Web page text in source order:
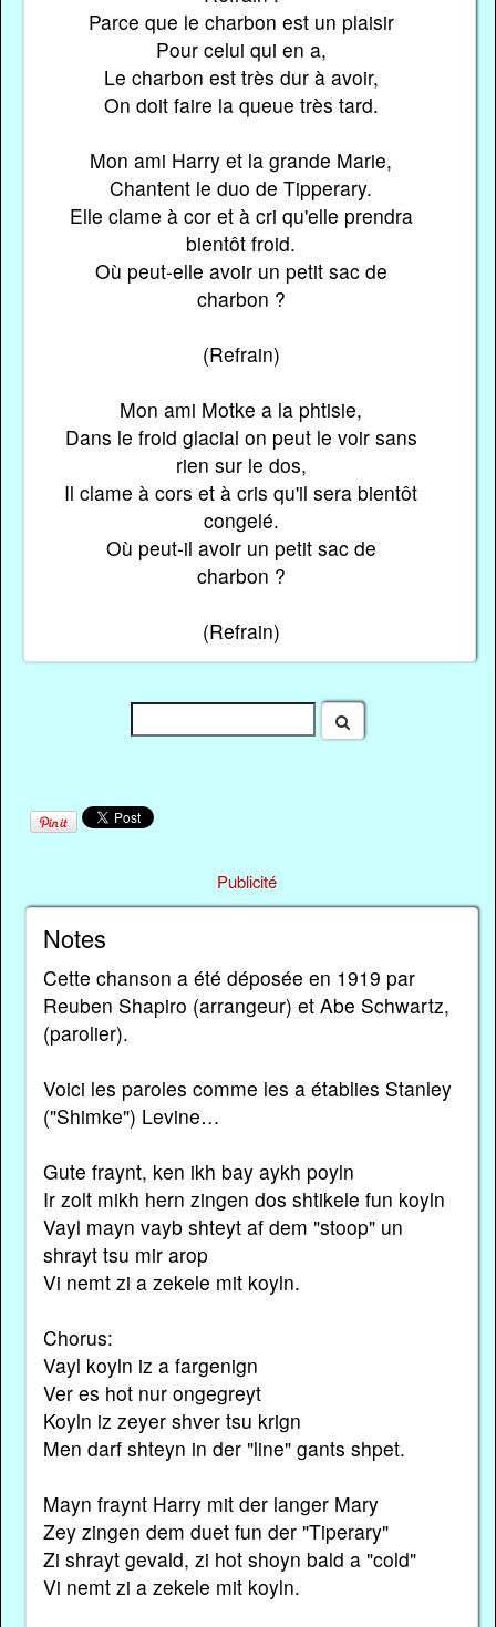
Parce que le charbon est un plaisir
Pour celui qui en a,
Le charbon est très dur à avoir,
On doit faire la queue très tard.
Mon ami Harry et la grande Marie,
Chantent le duo de Tipperary.
Elle clame à cor et à cri qu'elle prendra
bientôt froid.
Où peut-elle avoir un petit sac de
charbon ?
(Refrain)
Mon ami Motke a la phtisie,
Dans le froid glacial on peut le voir sans
rien sur le dos,
Il clame à cors et à cris qu'il sera bientôt
congelé.
Où peut-il avoir un petit sac de
charbon ?
(Refrain)
Publicité
Notes
Cette chanson a été déposée en 1919 par
Reuben Shapiro (arrangeur) et Abe Schwartz,
(parolier).
Voici les paroles comme les a établies Stanley
("Shimke") Levine…
Gute fraynt, ken ikh bay aykh poyln
Ir zolt mikh hern zingen dos shtikele fun koyln
Vayl mayn vayb shteyt af dem "stoop" un
shrayt tsu mir arop
Vi nemt zi a zekele mit koyln.
Chorus:
Vayl koyln iz a fargenign
Ver es hot nur ongegreyt
Koyln iz zeyer shver tsu krign
Men darf shteyn in der "line" gants shpet.
Mayn fraynt Harry mit der langer Mary
Zey zingen dem duet fun der "Tiperary"
Zi shrayt gevald, zi hot shoyn bald a "cold"
Vi nemt zi a zekele mit koyln.